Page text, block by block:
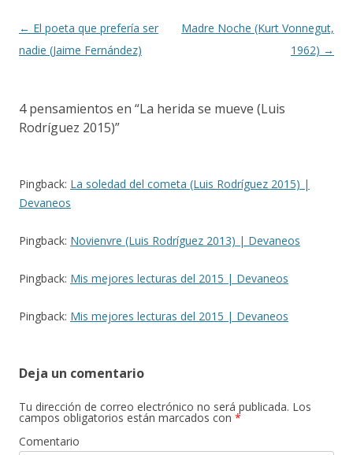
Navegación de entradas
← El poeta que prefería ser
nadie (Jaime Fernández)
Madre Noche (Kurt Vonnegut,
1962) →
4 pensamientos en “La herida se mueve (Luis
Rodríguez 2015)”
Pingback: La soledad del cometa (Luis Rodríguez 2015) |
Devaneos
Pingback: Novienvre (Luis Rodríguez 2013) | Devaneos
Pingback: Mis mejores lecturas del 2015 | Devaneos
Pingback: Mis mejores lecturas del 2015 | Devaneos
Deja un comentario
Tu dirección de correo electrónico no será publicada. Los
campos obligatorios están marcados con *
Comentario